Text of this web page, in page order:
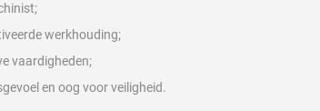
werkhouding;
vaardigheden;
en oog voor veiligheid.